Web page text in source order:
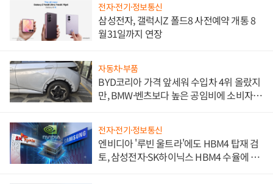
전자·전기·정보통신
삼성전자, 갤럭시Z 폴드8 사전예약 개통 8
월31일까지 연장
자동차·부품
BYD코리아 가격 앞세워 수입차 4위 올랐지
만, BMW·벤츠보다 높은 공임비에 소비자
전자·전기·정보통신
엔비디아 '루빈 울트라'에도 HBM4 탑재 검
토, 삼성전자·SK하이닉스 HBM4 수율에 주